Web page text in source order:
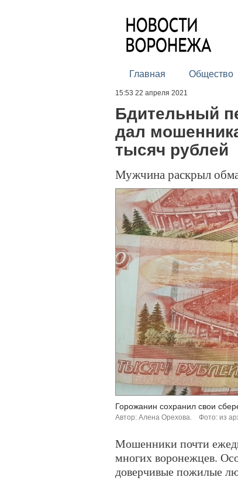
Главная Общество
15:53 22 апреля 2021
Бдительный
дал
тысяч рублей
Мужчина раскрыл
Горожанин сохранил свои
Автор: Алена Орехова. Фото: из
Мошенники почти
многих воронежцев.
доверчивые пожилые